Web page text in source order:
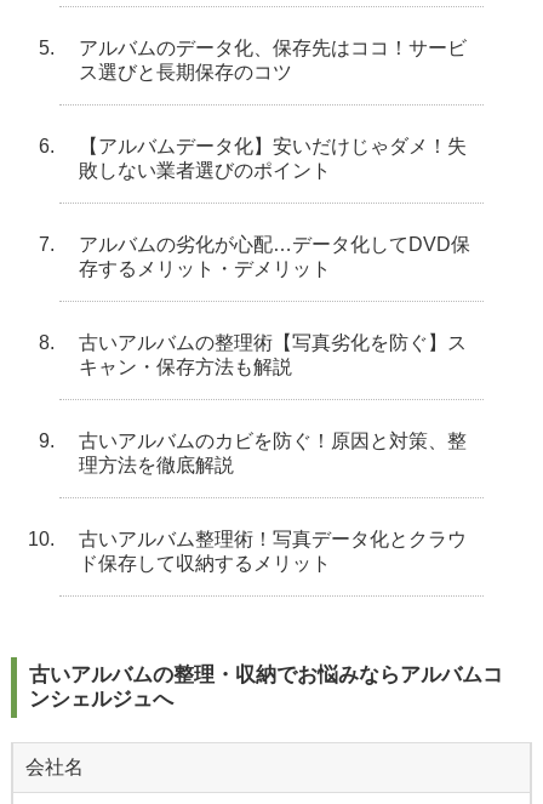
アルバムのデータ化、保存先はココ！サービ
ス選びと長期保存のコツ
【アルバムデータ化】安いだけじゃダメ！失
敗しない業者選びのポイント
アルバムの劣化が心配…データ化してDVD保
存するメリット・デメリット
古いアルバムの整理術【写真劣化を防ぐ】ス
キャン・保存方法も解説
古いアルバムのカビを防ぐ！原因と対策、整
理方法を徹底解説
古いアルバム整理術！写真データ化とクラウ
ド保存して収納するメリット
古いアルバムの整理・収納でお悩みならアルバムコ
ンシェルジュへ
会社名